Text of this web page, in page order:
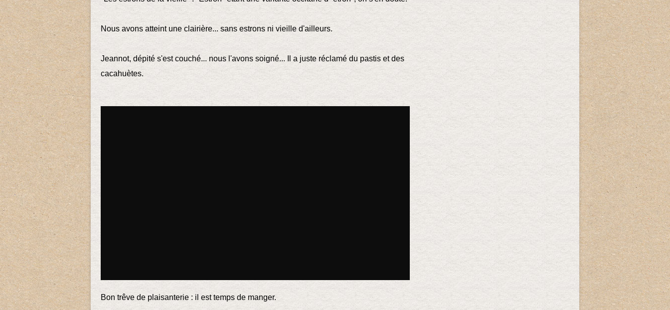
Nous avons atteint une clairière... sans estrons ni vieille d'ailleurs.
Jeannot, dépité s'est couché... nous l'avons soigné... Il a juste réclamé du pastis et des
cacahuètes.
Bon trêve de plaisanterie : il est temps de manger.